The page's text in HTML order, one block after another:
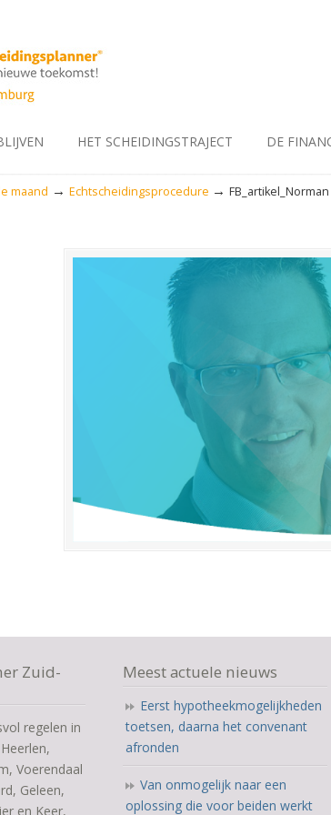
HET SCHEIDINGSTRAJECT DE
maand → Echtscheidingsprocedure → FB_artikel_Norman
Zuid-
regelen in
Voerendaal
Geleen,
en Keer,
Meest actuele nieuws
Eerst hypotheekmogelijkheden
toetsen, daarna het convenant
afronden
Van onmogelijk naar een
oplossing die voor beiden werkt